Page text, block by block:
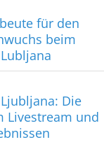
für den
beim
Lubljana
Ljubljana: Die
Livestream und